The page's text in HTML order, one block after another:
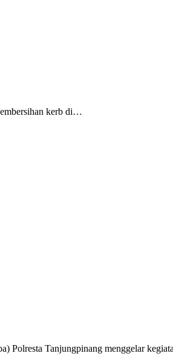
kerb di…
Polresta Tanjungpinang menggelar